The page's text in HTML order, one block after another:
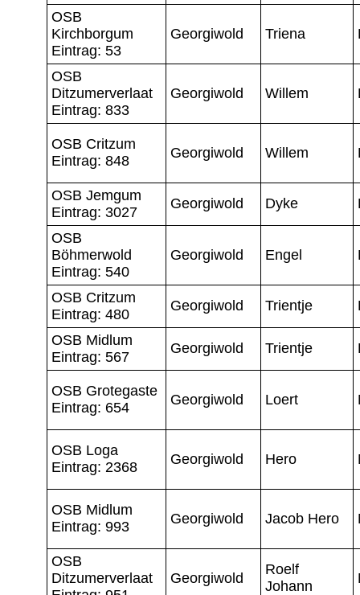
OSB
Kirchborgum
Eintrag: 53
Georgiwold Triena
OSB
Ditzumerverlaat
Eintrag: 833
Georgiwold Willem
OSB Critzum
Eintrag: 848
Georgiwold Willem
OSB Jemgum
Eintrag: 3027
Georgiwold Dyke
OSB
Böhmerwold
Eintrag: 540
Georgiwold Engel
OSB Critzum
Eintrag: 480
Georgiwold Trientje
OSB Midlum
Eintrag: 567
Georgiwold Trientje
OSB Grotegaste
Eintrag: 654
Georgiwold Loert
OSB Loga
Eintrag: 2368
Georgiwold Hero
OSB Midlum
Eintrag: 993
Georgiwold Jacob Hero
OSB
Ditzumerverlaat
Georgiwold
Roelf
Johann